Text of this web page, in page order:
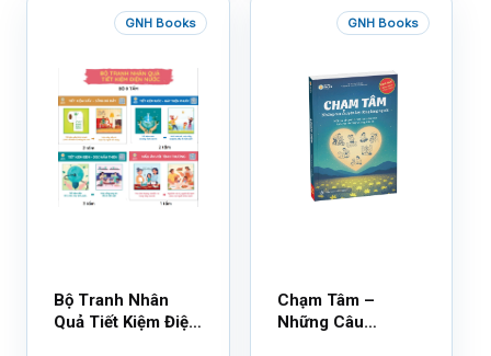
GNH Books
Bộ Tranh Nhân
Quả Tiết Kiệm Điện
GNH Books
Chạm Tâm –
Những Câu